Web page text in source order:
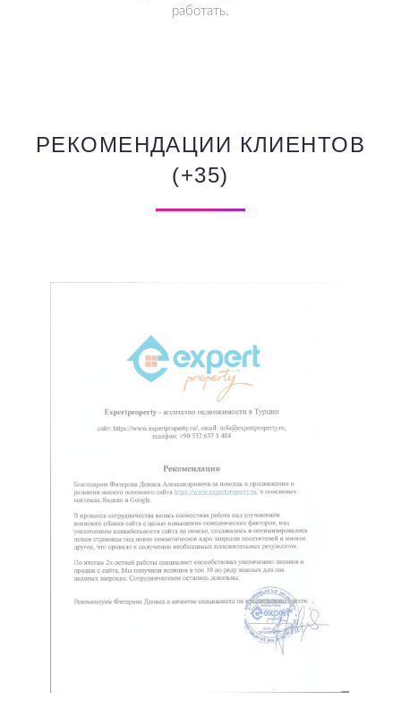
работать.
РЕКОМЕНДАЦИИ КЛИЕНТОВ
(+35)